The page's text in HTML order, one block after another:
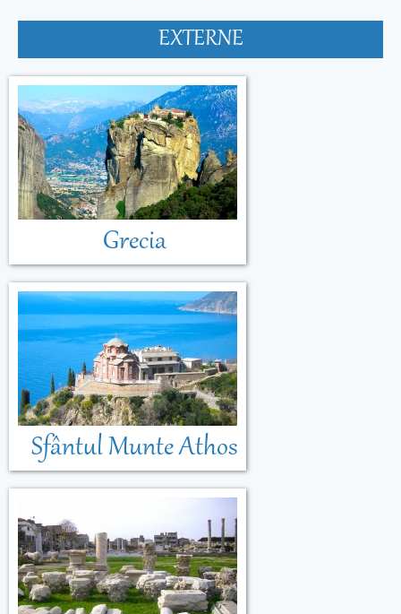
EXTERNE
Grecia
Sfântul Munte Athos